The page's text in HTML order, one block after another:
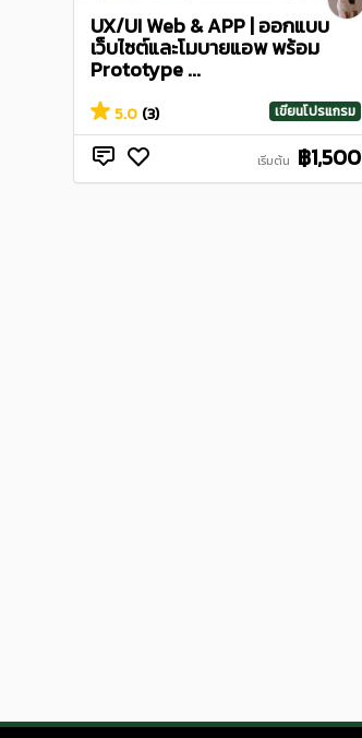
UX/UI Web & APP | ออกแบบ
เว็บไซต์และโมบายแอพ พร้อม
Prototype ...
5.0 (3) เขียนโปรแกรม
เริ่มต้น ฿1,500